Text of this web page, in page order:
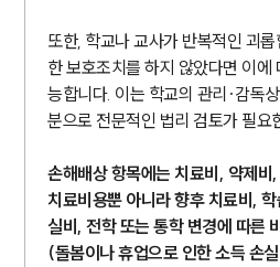
또한, 학교나 교사가 반복적인 괴
한 보호조치를 하지 않았다면 이에
능합니다. 이는 학교의 관리·감독
분으로 전문적인 법리 검토가 필요
손해배상 항목에는 치료비, 약제비
치료비용뿐 아니라 향후 치료비,
실비, 전학 또는 통학 변경에 따른
(돌봄이나 휴업으로 인한 소득 손